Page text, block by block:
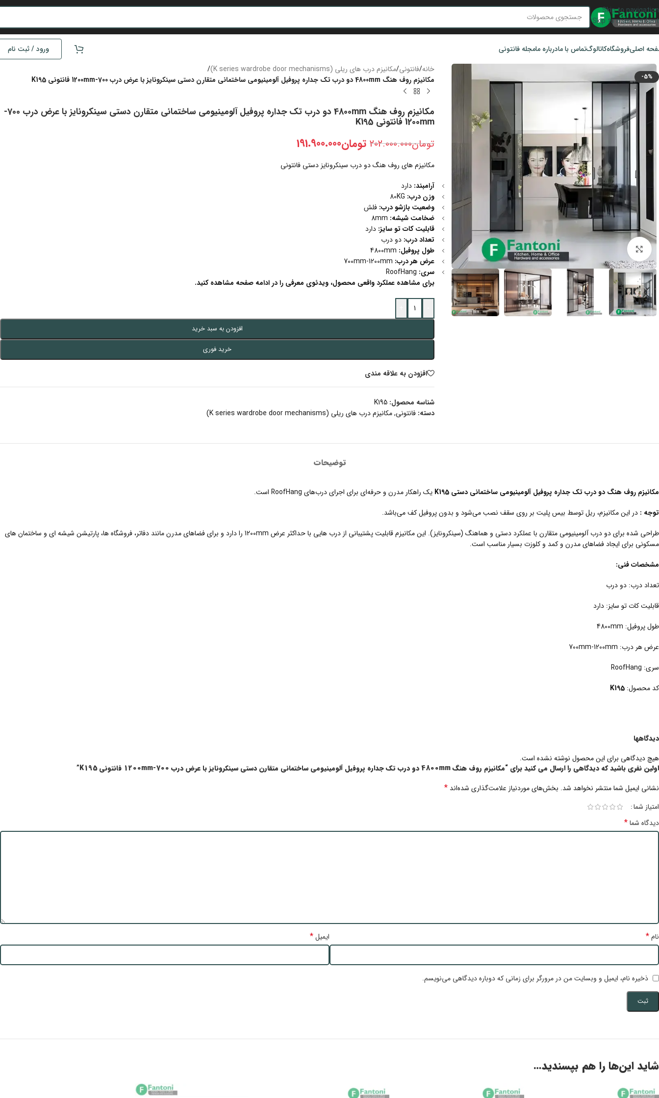
Skip to navigation
Skip to main content
اصلیفروشگاهکاتالوگتماس با مادرباره مامجله فانتونی ورود / ثبت نام
-5%
خانه/فانتونی/مکانیزم درب های ریلی (K series wardrobe door mechanisms)
/
مکانیزم روف هنگ 4800mm دو درب تک جداره پروفیل آلومینیومی ساختمانی متقارن دستی سینکرونایز با عرض درب 700-1200mm فانتونی K195
مکانیزم روف هنگ 4800mm دو درب تک جداره پروفیل آلومینیومی ساختمانی متقارن دستی سینکرونایز با عرض درب 700-
1200mm فانتونی K195
تومان202.000.000 تومان191.900.000
مکانیزم های روف هنگ دو درب سینکرونایز دستی فانتونی
آرامبند: دارد
وزن درب:
وضعیت بازشو درب: فلش
ضخامت شیشه:
قابلیت کات تو سایز: دارد
تعداد درب: دو درب
طول پروفیل:
عرض هر درب:
سری:
برای مشاهده عملکرد واقعی محصول، ویدئوی معرفی را در ادامه صفحه مشاهده کنید.
افزودن به سبد خرید
خرید فوری
افزودن به علاقه مندی
شناسه محصول: K195
دسته: فانتونی,مکانیزم درب های ریلی (K series wardrobe door mechanisms)
توضیحات
مکانیزم روف هنگ دو درب تک جداره پروفیل آلومینیومی ساختمانی دستی K195
یک راهکار مدرن و حرفه‌ای برای اجرای درب‌های RoofHang است.
توجه : در این مکانیزم، ریل توسط بیس پلیت بر روی سقف نصب می‌شود و بدون پروفیل کف می‌باشد.
طراحی شده برای دو درب آلومینیومی متقارن با عملکرد دستی و هماهنگ (سینکرونایز). این مکانیزم قابلیت پشتیبانی از درب هایی با حداکثر عرض 1200mm را دارد و برای فضاهای مدرن مانند دفاتر، فروشگاه ها، پارتیشن شیشه ای و ساختمان های
مسکونی برای ایجاد فضاهای مدرن و کمد و کلوزت بسیار مناسب است.
مشخصات فنی:
تعداد درب: دو درب
قابلیت کات تو سایز: دارد
طول پروفیل: 4800mm
عرض هر درب: 700mm-1200mm
سری: RoofHang
کد محصول: K195
دیدگاهها
هیچ دیدگاهی برای این محصول نوشته نشده است.
اولین نفری باشید که دیدگاهی را ارسال می کنید برای “مکانیزم روف هنگ 4800mm دو درب تک جداره پروفیل آلومینیومی ساختمانی متقارن دستی سینکرونایز با عرض درب 700-1200mm فانتونی K195”
نشانی ایمیل شما منتشر نخواهد شد. بخش‌های موردنیاز علامت‌گذاری شده‌اند *
امتیاز شما
دیدگاه شما*
نام* ایمیل*
ذخیره نام، ایمیل و وبسایت من در مرورگر برای زمانی که دوباره دیدگاهی می‌نویسم.
شاید این‌ها را هم بپسندید…